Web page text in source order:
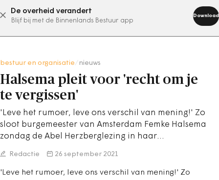
De overheid verandert
Blijf bij met de Binnenlands Bestuur app
Download
abonneer nu
bestuur en organisatie nieuws
Halsema pleit voor 'recht om je
te vergissen'
'Leve het rumoer, leve ons verschil van mening!' Zo
sloot burgemeester van Amsterdam Femke Halsema
zondag de Abel Herzberglezing in haar…
Redactie 26 september 2021
'Leve het rumoer, leve ons verschil van mening!' Zo